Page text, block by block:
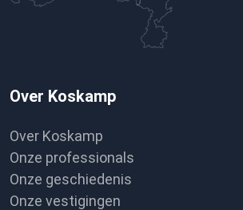
Over Koskamp
Over Koskamp
Onze professionals
Onze geschiedenis
Onze vestigingen